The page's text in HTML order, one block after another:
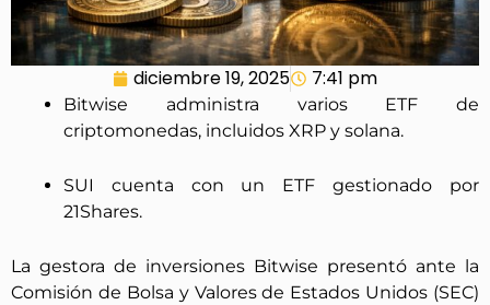
diciembre 19, 2025 7:41 pm
Bitwise administra varios ETF de
criptomonedas, incluidos XRP y solana.
SUI cuenta con un ETF gestionado por
21Shares.
La gestora de inversiones Bitwise presentó ante la
Comisión de Bolsa y Valores de Estados Unidos (SEC)